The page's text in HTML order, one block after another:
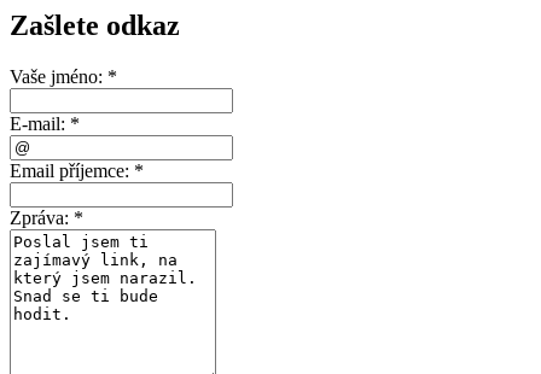
Zašlete odkaz
Vaše jméno: *
E-mail: *
Email příjemce: *
Zpráva: *